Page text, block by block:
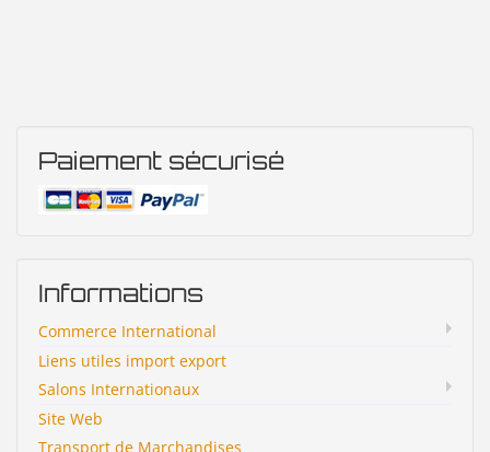
Paiement sécurisé
Informations
Commerce International
Liens utiles import export
Salons Internationaux
Site Web
Transport de Marchandises